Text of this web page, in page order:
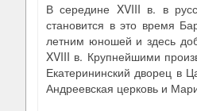
В середине XVIII в. в
становится в это время
летним юношей и здесь
XVIII в. Крупнейшими
Екатерининский дворец в
Андреевская церковь и